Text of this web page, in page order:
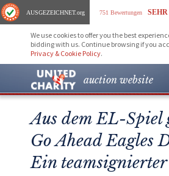
AUSGEZEICHNET.org 751 Bewertungen
We use cookies to offer you the best
bidding with us. Continue browsing if you
Privacy & Cookie Policy.
auction website
Aus dem EL-Spiel
Go Ahead Eagles
Ein teamsignierter